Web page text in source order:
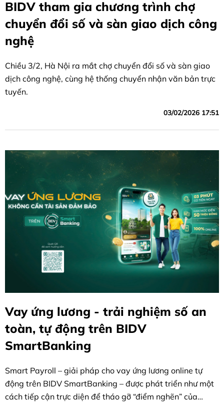
BIDV tham gia chương trình chợ
chuyển đổi số và sàn giao dịch công
nghệ
Chiều 3/2, Hà Nội ra mắt chợ chuyển đổi số và sàn giao
dịch công nghệ, cùng hệ thống chuyển nhận văn bản trực
tuyến.
03/02/2026 17:51
Vay ứng lương - trải nghiệm số an
toàn, tự động trên BIDV
SmartBanking
Smart Payroll – giải pháp cho vay ứng lương online tự
động trên BIDV SmartBanking – được phát triển như một
cách tiếp cận trực diện để tháo gỡ “điểm nghẽn” của